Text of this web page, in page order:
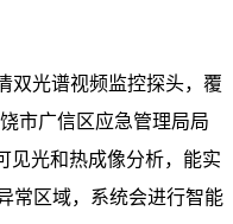
双光谱视频监控探头，覆
市广信区应急管理局局
见光和热成像分析，能实
常区域，系统会进行智能